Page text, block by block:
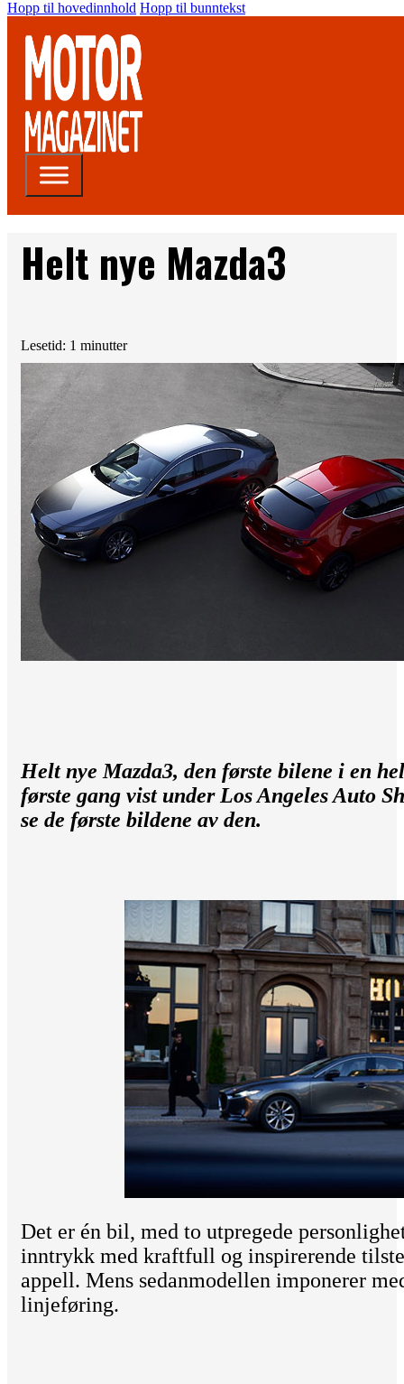
Hopp til hovedinnhold Hopp til bunntekst
Helt nye Mazda3
Lesetid: 1 minutter
Helt nye Mazda3, den første bilene i en
første gang vist under Los Angeles Auto
se de første bildene av den.
Det er én bil, med to utpregede
inntrykk med kraftfull og inspirerende
appell. Mens sedanmodellen imponerer
linjeføring.